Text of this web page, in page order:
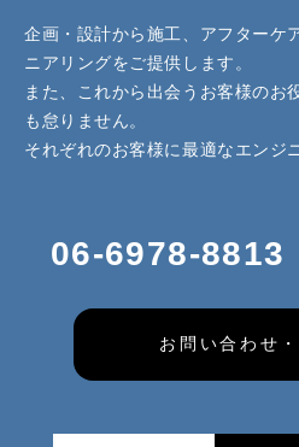
企画・設計から施工、アフターケ
ニアリングをご提供します。
また、これから出会うお客様のお
も怠りません。
それぞれのお客様に最適なエンジ
06-6978-8813
お問い合わせ